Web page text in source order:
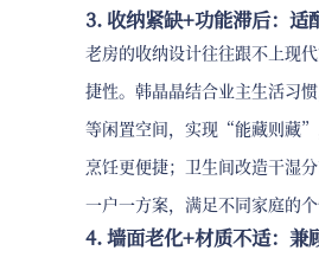
3. 收纳紧缺+功能滞后：适
老房的收纳设计往往跟不上现
捷性。韩晶晶结合业主生活习
等闲置空间，实现“能藏则藏”
烹饪更便捷；卫生间改造干湿
一户一方案，满足不同家庭的个
4. 墙面老化+材质不适：兼